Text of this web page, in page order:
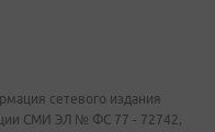
сетевого издания
СМИ ЭЛ № ФС 77 - 72742,